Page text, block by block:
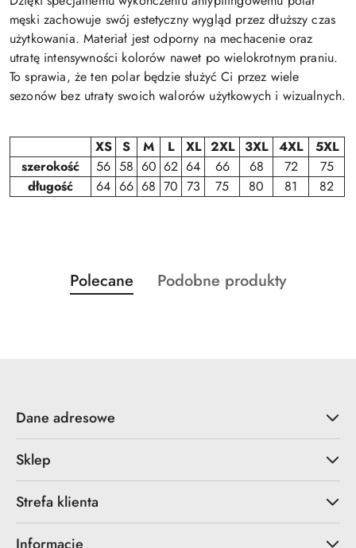
męski zachowuje swój estetyczny wygląd przez dłuższy czas
użytkowania. Materiał jest odporny na mechacenie oraz
utratę intensywności kolorów nawet po wielokrotnym praniu.
To sprawia, że ten polar będzie służyć Ci przez wiele
sezonów bez utraty swoich walorów użytkowych i wizualnych.
XS S M L XL 2XL 3XL 4XL
5XL
szerokość
56 58 60 62 64 66 68 72
75
długość
64 66 68 70 73 75 80 81 82
Pomiń karuzelę produktów
Produkty
o
Polecane
Produkty
Podobne produkty
Dane adresowe
Sklep
Strefa klienta